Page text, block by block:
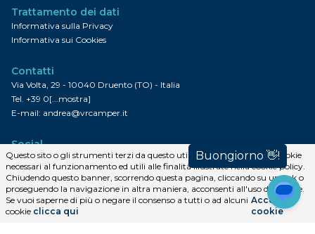
Trattamento dei dati
Informativa sulla Privacy
Informativa sui Cookies
Contatti
Via Volta, 29 - 10040 Druento (TO) - Italia
Tel. +39 0[...mostra]
E-mail: andrea@vrcamper.it
Social
FacebookGoogle+Linkedin
FlickrInstagram
YouTubeFourSquare
Pinterest
Iscriviti alla newsletter
Questo sito o gli strumenti terzi da questo utilizzati si avvalgono di cookie
necessari al funzionamento ed utili alle finalità illustrate nella cookie policy.
Chiudendo questo banner, scorrendo questa pagina, cliccando su un link o
proseguendo la navigazione in altra maniera, acconsenti all'uso dei cookie.
Se vuoi saperne di più o negare il consenso a tutti o ad alcuni
cookie clicca qui
Accetta i
cookie